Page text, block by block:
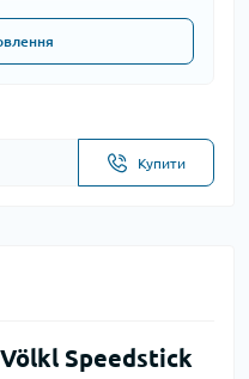
Купити
Völkl Speedstick